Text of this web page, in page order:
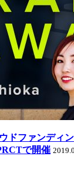
ドファンディ
で開催